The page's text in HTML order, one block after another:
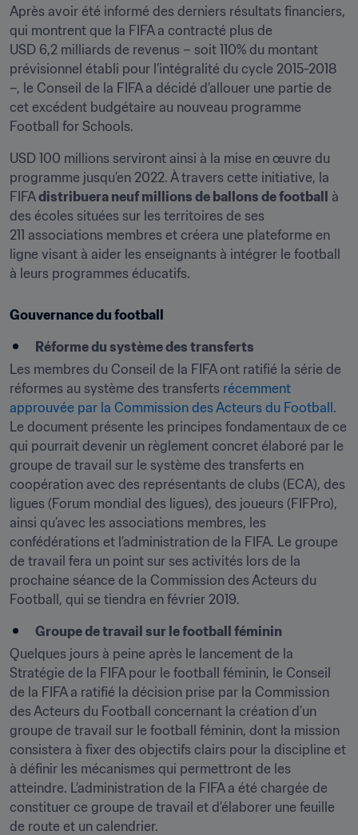
Après avoir été informé des derniers résultats financiers,
qui montrent que la FIFA a contracté plus de
USD 6,2 milliards de revenus – soit 110% du montant
prévisionnel établi pour l’intégralité du cycle 2015-2018
–, le Conseil de la FIFA a décidé d’allouer une partie de
cet excédent budgétaire au nouveau programme
Football for Schools.
USD 100 millions serviront ainsi à la mise en œuvre du
programme jusqu’en 2022. À travers cette initiative, la
FIFA distribuera neuf millions de ballons de football
à
des écoles situées sur les territoires de ses
211 associations membres et créera une plateforme en
ligne visant à aider les enseignants à intégrer le football
à leurs programmes éducatifs.
Gouvernance du football
Réforme du système des transferts
Les membres du Conseil de la FIFA ont ratifié la série de
réformes au système des transferts récemment
approuvée par la Commission des Acteurs du Football .
Le document présente les principes fondamentaux de ce
qui pourrait devenir un règlement concret élaboré par le
groupe de travail sur le système des transferts en
coopération avec des représentants de clubs (ECA), des
ligues (Forum mondial des ligues), des joueurs (FIFPro),
ainsi qu’avec les associations membres, les
confédérations et l’administration de la FIFA. Le groupe
de travail fera un point sur ses activités lors de la
prochaine séance de la Commission des Acteurs du
Football, qui se tiendra en février 2019.
Groupe de travail sur le football féminin
Quelques jours à peine après le lancement de la
Stratégie de la FIFA pour le football féminin, le Conseil
de la FIFA a ratifié la décision prise par la Commission
des Acteurs du Football concernant la création d’un
groupe de travail sur le football féminin, dont la mission
consistera à fixer des objectifs clairs pour la discipline et
à définir les mécanismes qui permettront de les
atteindre. L’administration de la FIFA a été chargée de
constituer ce groupe de travail et d’élaborer une feuille
de route et un calendrier.